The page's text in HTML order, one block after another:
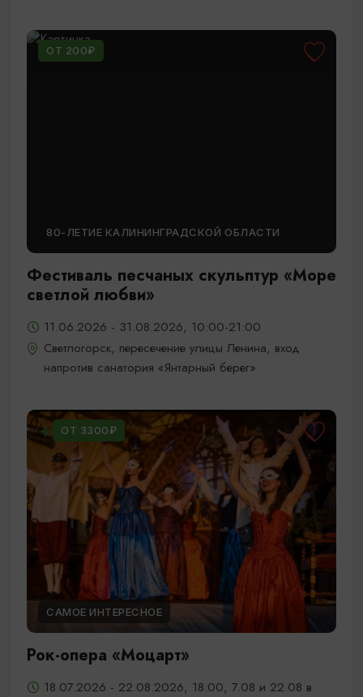
ОТ 200₽
80-ЛЕТИЕ КАЛИНИНГРАДСКОЙ ОБЛАСТИ
Фестиваль песчаных скульптур «Море
светлой любви»
11.06.2026 - 31.08.2026, 10:00-21:00
Светлогорск, пересечение улицы Ленина, вход
напротив санатория «Янтарный берег»
ОТ 3300₽
САМОЕ ИНТЕРЕСНОЕ
Рок-опера «Моцарт»
18.07.2026 - 22.08.2026, 18:00, 7.08 и 22.08 в